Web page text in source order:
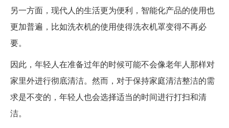
另一方面，现代人的生活更为便利，智能化产品的使用也
更加普遍，比如洗衣机的使用使得洗衣机罩变得不再必
要。
因此，年轻人在准备过年的时候可能不会像老年人那样对
家里外进行彻底清洁。然而，对于保持家庭清洁整洁的需
求是不变的，年轻人也会选择适当的时间进行打扫和清
洁。